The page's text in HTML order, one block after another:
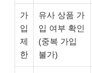
가
입
제
한
유사 상품 가
입 여부 확인
(중복 가입
불가)